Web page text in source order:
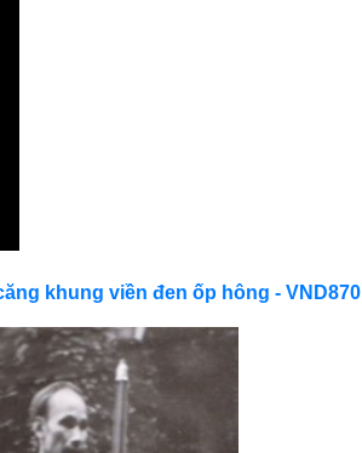
khung viền đen ốp hông - VND870